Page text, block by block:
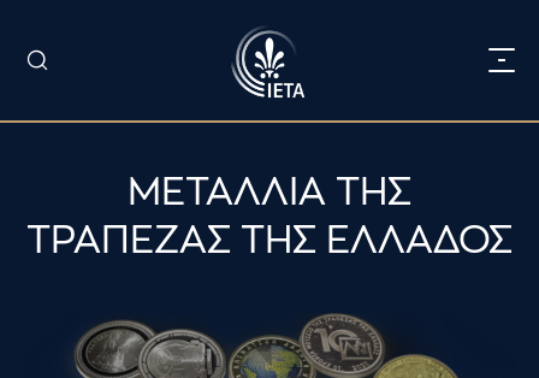
ΜΕΤΑΛΛΙΑ ΤΗΣ
ΤΡΑΠΕΖΑΣ ΤΗΣ ΕΛΛΑΔΟΣ